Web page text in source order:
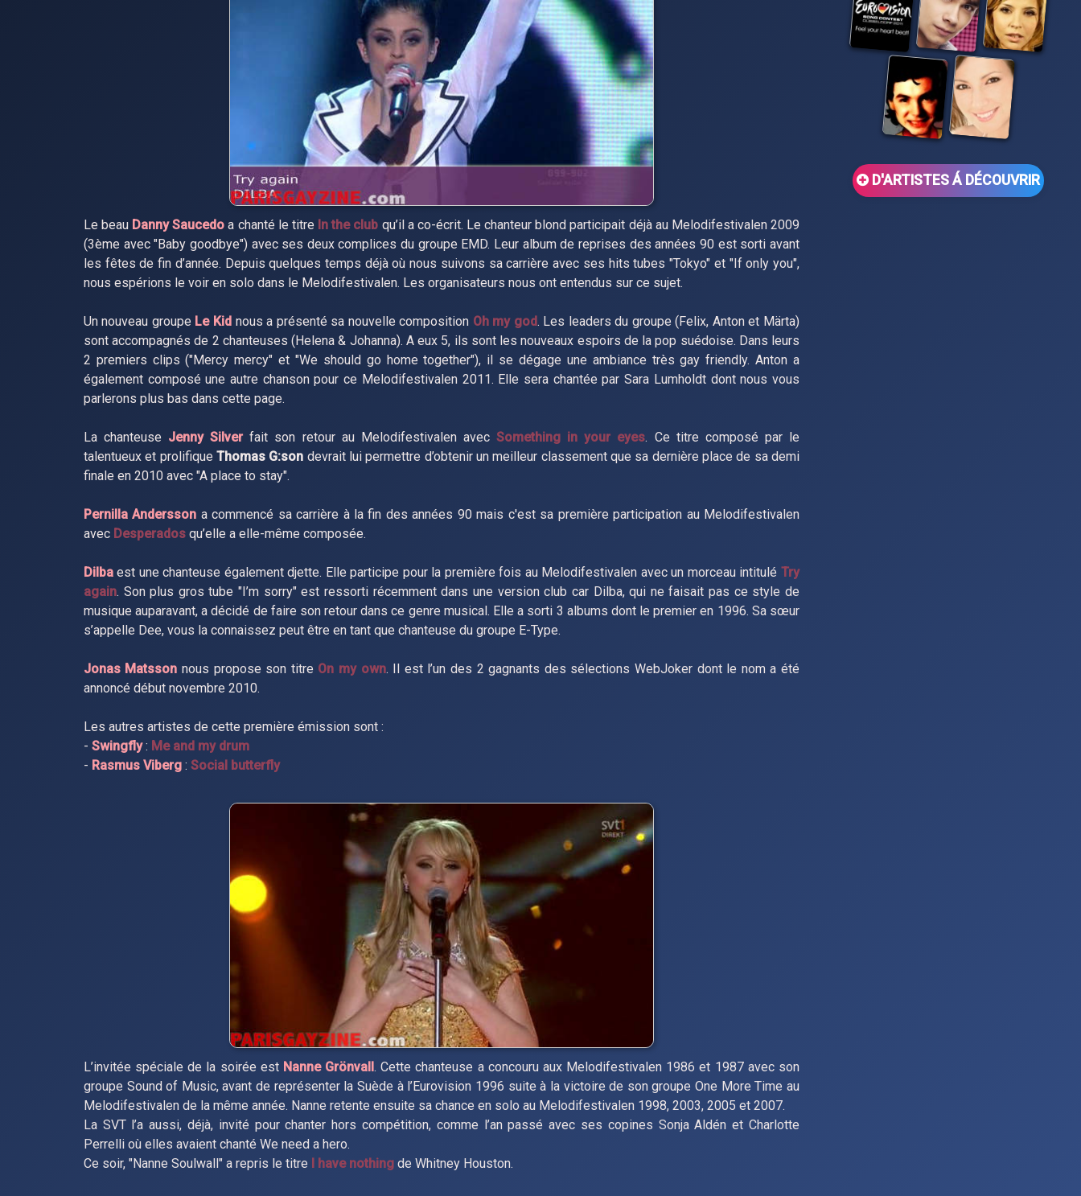
Le beau Danny Saucedo a chanté le titre In the club qu’il a co-écrit. Le chanteur blond participait déjà au Melodifestivalen 2009
(3ème avec "Baby goodbye") avec ses deux complices du groupe EMD. Leur album de reprises des années 90 est sorti avant
les fêtes de fin d’année. Depuis quelques temps déjà où nous suivons sa carrière avec ses hits tubes "Tokyo" et "If only you",
nous espérions le voir en solo dans le Melodifestivalen. Les organisateurs nous ont entendus sur ce sujet.
Un nouveau groupe Le Kid nous a présenté sa nouvelle composition Oh my god. Les leaders du groupe (Felix, Anton et Märta)
sont accompagnés de 2 chanteuses (Helena & Johanna). A eux 5, ils sont les nouveaux espoirs de la pop suédoise. Dans leurs
2 premiers clips ("Mercy mercy" et "We should go home together"), il se dégage une ambiance très gay friendly. Anton a
également composé une autre chanson pour ce Melodifestivalen 2011. Elle sera chantée par Sara Lumholdt dont nous vous
parlerons plus bas dans cette page.
La chanteuse Jenny Silverfait son retour au Melodifestivalen avecSomething in your eyes. Ce titre composé par le
talentueux et prolifique Thomas G:son devrait lui permettre d’obtenir un meilleur classement que sa dernière place de sa demi
finale en 2010 avec "A place to stay".
Pernilla Andersson a commencé sa carrière à la fin des années 90 mais c'est sa première participation au Melodifestivalen
avec Desperadosqu’elle a elle-même composée.
Dilbaest une chanteuse également djette. Elle participe pour la première fois au Melodifestivalen avec un morceau intitulé Try
again. Son plus gros tube "I’m sorry" est ressorti récemment dans une version club car Dilba, qui ne faisait pas ce style de
musique auparavant, a décidé de faire son retour dans ce genre musical. Elle a sorti 3 albums dont le premier en 1996. Sa sœur
s’appelle Dee, vous la connaissez peut être en tant que chanteuse du groupe E-Type.
Jonas Matsson nous propose son titre On my own. Il est l’un des 2 gagnants des sélections WebJoker dont le nom a été
annoncé début novembre 2010.
Les autres artistes de cette première émission sont :
- Swingfly: Me and my drum
- Rasmus Viberg: Social butterfly
L’invitée spéciale de la soirée est Nanne Grönvall. Cette chanteuse a concouru aux Melodifestivalen 1986 et 1987 avec son
groupe Sound of Music, avant de représenter la Suède à l’Eurovision 1996 suite à la victoire de son groupe One More Time au
Melodifestivalen de la même année. Nanne retente ensuite sa chance en solo au Melodifestivalen 1998, 2003, 2005 et 2007.
La SVT l’a aussi, déjà, invité pour chanter hors compétition, comme l’an passé avec ses copines Sonja Aldén et Charlotte
Perrelli où elles avaient chanté We need a hero.
Ce soir, "Nanne Soulwall" a repris le titre I have nothingde Whitney Houston.
D'ARTISTES Á DÉCOUVRIR